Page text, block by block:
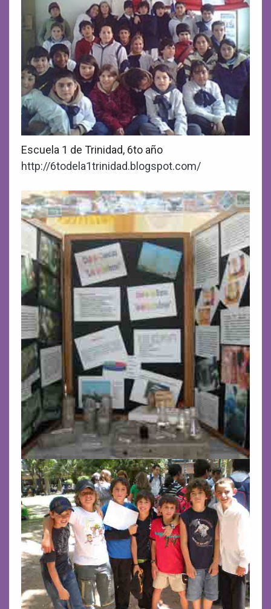
Escuela 1 de Trinidad, 6to año
http://6todela1trinidad.blogspot.com/